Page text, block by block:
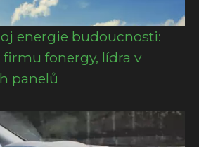
energie budoucnosti:
fonergy, lídra v
panelů